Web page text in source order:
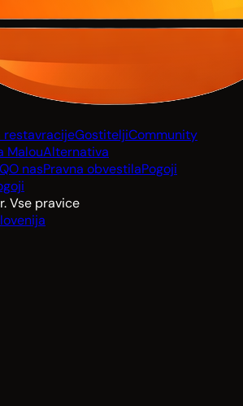
restavracijeGostiteljiCommunity
MalouAlternativa
O nasPravna obvestilaPogoji
Vse pravice